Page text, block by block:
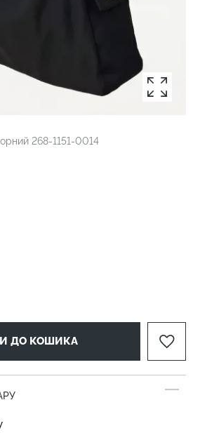
268-1151-0014
ДО КОШИКА